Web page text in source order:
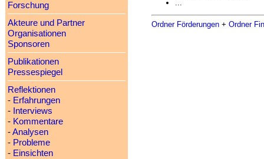
Forschung
Akteure und Partner
Organisationen
Sponsoren
Publikationen
Pressespiegel
Reflektionen
- Erfahrungen
- Interviews
- Kommentare
-Analysen
- Probleme
- Einsichten
Ordner Förderungen+ Ordner